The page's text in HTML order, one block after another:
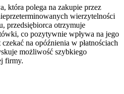
która polega na zakupie przez
wierzytelności
przedsiębiorca otrzymuje
co pozytywnie wpływa na jego
czekać na opóźnienia w płatnościach
możliwość szybkiego
firmy.